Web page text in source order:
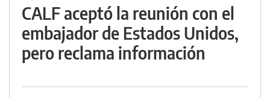
CALF aceptó la reunión con el
embajador de Estados Unidos,
pero reclama información